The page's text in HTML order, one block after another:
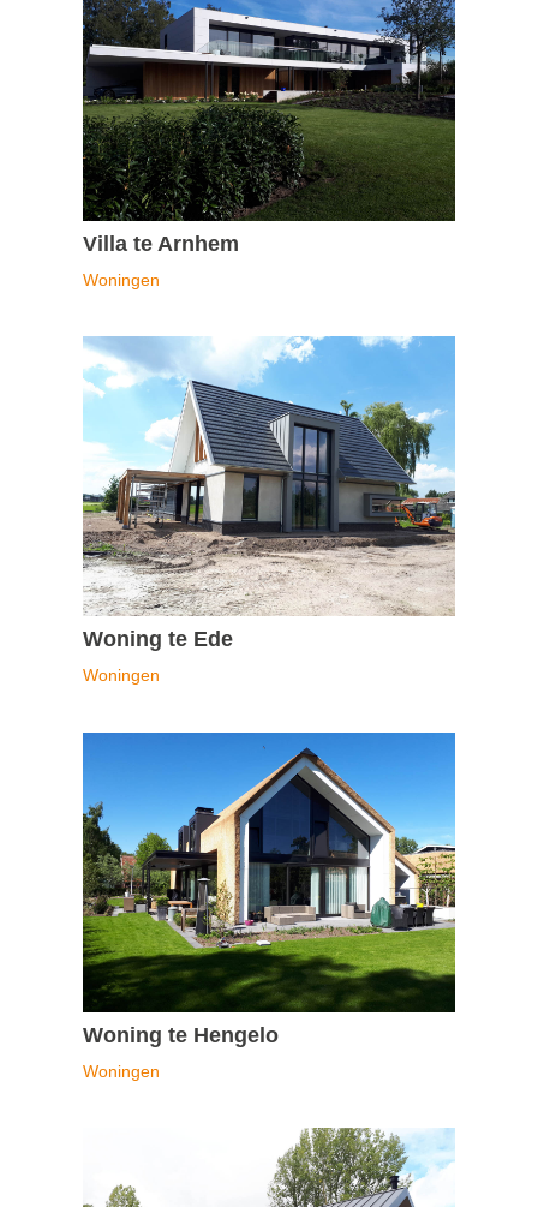
Villa te Arnhem
Woningen
Woning te Ede
Woningen
Woning te Hengelo
Woningen